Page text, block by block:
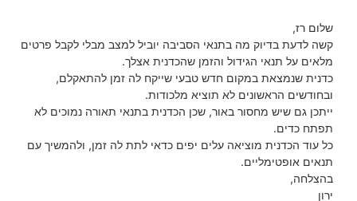
שלום רז,
קשה לדעת בדיוק מה בתנאי הסביבה יוביל למצב מבלי לקבל פרטים
מלאים על תנאי הגידול והזמן שהכדנית אצלך.
כדנית שנמצאת במקום חדש טבעי שייקח לה זמן להתאקלם,
ובחודשים הראשונים לא תוציא מלכודות.
ייתכן גם שיש מחסור באור, שכן הכדנית בתנאי תאורה נמוכים לא
תפתח כדים.
כל עוד הכדנית מוציאה עלים יפים כדאי לתת לה זמן, ולהמשיך עם
תנאים אופטימליים.
בהצלחה,
ירון